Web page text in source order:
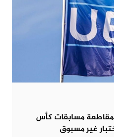
بمقاطعة مسابقات كأس
غير مسبوق